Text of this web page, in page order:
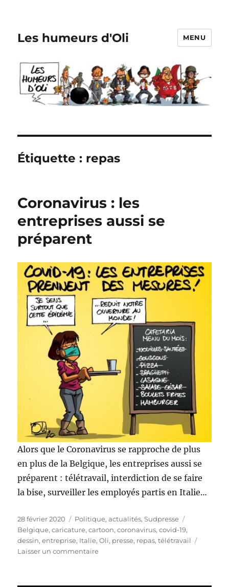
Les humeurs d'Oli MENU
Étiquette : repas
Coronavirus : les
entreprises aussi se
préparent
Alors que le Coronavirus se rapproche de plus
en plus de la Belgique, les entreprises aussi se
préparent : télétravail, interdiction de se faire
la bise, surveiller les employés partis en Italie…
Publié
le
28 février 2020 Catégories
Politique, actualités,Sudpresse
Belgique,caricature,cartoon,coronavirus,covid-19,
dessin,entreprise, Italie,Oli, presse, repas,télétravail
Laisser un commentairesur